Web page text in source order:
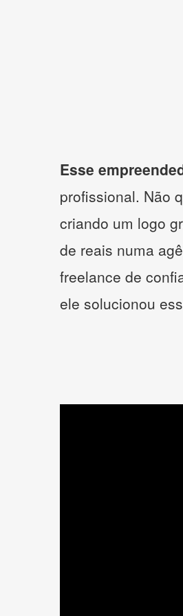
Esse
profissional. Não
criando um logo
de reais numa
freelance de
ele solucionou